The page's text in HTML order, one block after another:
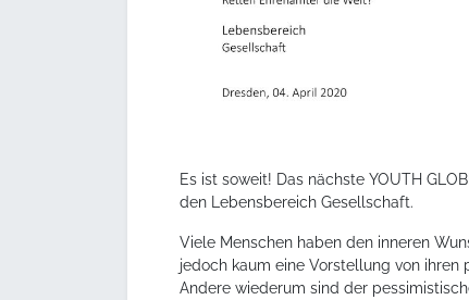
Es ist soweit! Das nächste YOUTH
den Lebensbereich Gesellschaft.
Viele Menschen haben den inneren
jedoch kaum eine Vorstellung von ihren
Andere wiederum sind der